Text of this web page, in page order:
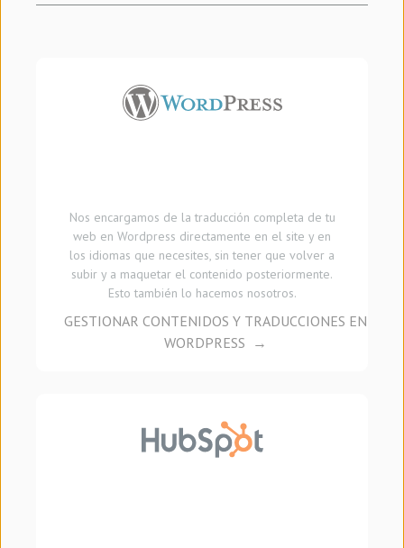
Nos encargamos de la traducción completa de tu
web en Wordpress directamente en el site y en
los idiomas que necesites, sin tener que volver a
subir y a maquetar el contenido posteriormente.
Esto también lo hacemos nosotros.
GESTIONAR CONTENIDOS Y TRADUCCIONES EN
WORDPRESS